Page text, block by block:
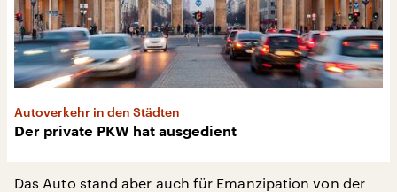
Autoverkehr in den Städten
Der private PKW hat ausgedient
Das Auto stand aber auch für Emanzipation von der